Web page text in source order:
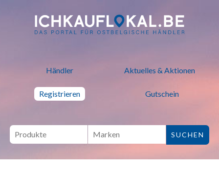
ich kauf lokal - Bei lokalen
Händler Aktuelles & Aktionen
Registrieren Gutschein